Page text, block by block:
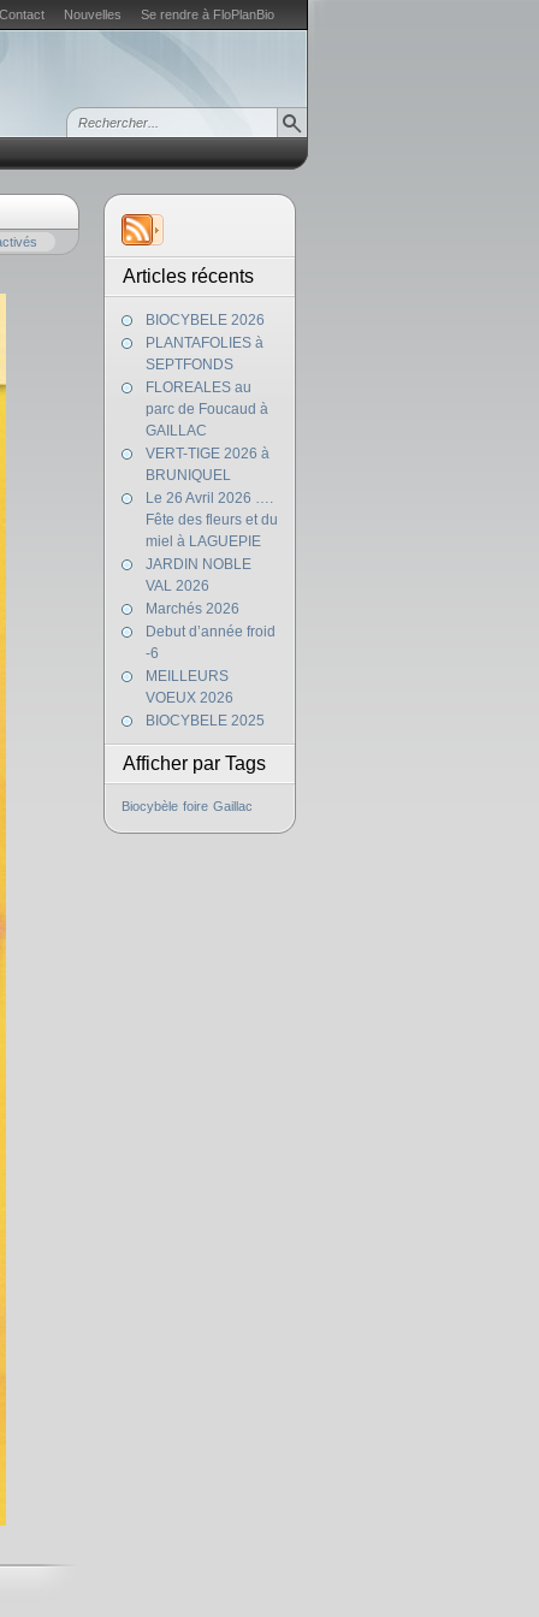
Contact Nouvelles Se rendre à FloPlanBio
Articles récents
BIOCYBELE 2026
PLANTAFOLIES à
SEPTFONDS
FLOREALES au
parc de Foucaud à
GAILLAC
VERT-TIGE 2026 à
BRUNIQUEL
Le 26 Avril 2026 ….
Fête des fleurs et du
miel à LAGUEPIE
JARDIN NOBLE
VAL 2026
Marchés 2026
Debut d’année froid
-6
MEILLEURS
VOEUX 2026
BIOCYBELE 2025
Afficher par Tags
Biocybèle foire Gaillac